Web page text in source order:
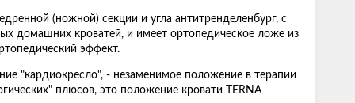
(ножной) секции и угла антитренделенбург, с
домашних кроватей, и имеет ортопедическое ложе из
эффект.
"кардиокресло", - незаменимое положение в терапии
плюсов, это положение кровати TERNA